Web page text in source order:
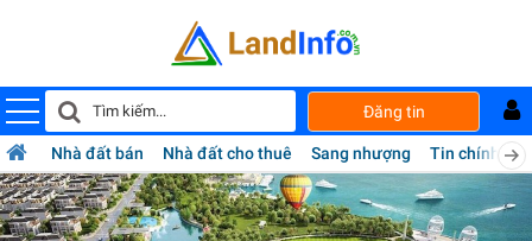
Mua
bán
đất
Landinfo.com.vn
Đăng tin
Nhà đất bán Nhà đất cho thuê Sang nhượng Tin chính chủ